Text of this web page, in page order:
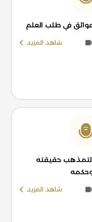
في طلب العلم
شاهد المزيد
حقيقته
شاهد المزيد